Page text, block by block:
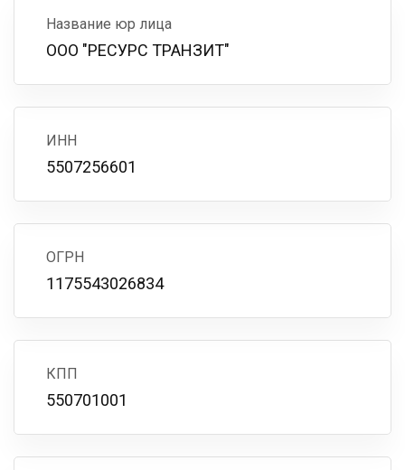
Название юр лица
ООО "РЕСУРС ТРАНЗИТ"
ИНН
5507256601
ОГРН
1175543026834
КПП
550701001